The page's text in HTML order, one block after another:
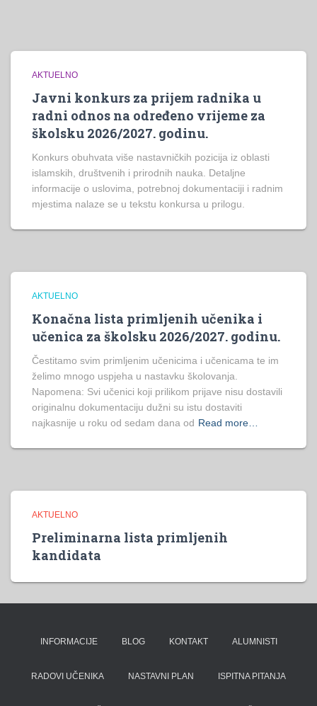
AKTUELNO
Javni konkurs za prijem radnika u
radni odnos na određeno vrijeme za
školsku 2026/2027. godinu.
Konkurs obuhvata više nastavničkih pozicija iz oblasti
islamskih, društvenih i prirodnih nauka. Detaljne
informacije o uslovima, potrebnoj dokumentaciji i radnim
mjestima nalaze se u tekstu konkursa u prilogu.
AKTUELNO
Konačna lista primljenih učenika i
učenica za školsku 2026/2027. godinu.
Čestitamo svim primljenim učenicima i učenicama te im
želimo mnogo uspjeha u nastavku školovanja.
Napomena: Svi učenici koji prilikom prijave nisu dostavili
originalnu dokumentaciju dužni su istu dostaviti
najkasnije u roku od sedam dana od Read more…
AKTUELNO
Preliminarna lista primljenih
kandidata
INFORMACIJE BLOG KONTAKT ALUMNISTI
RADOVI UČENIKA NASTAVNI PLAN ISPITNA PITANJA